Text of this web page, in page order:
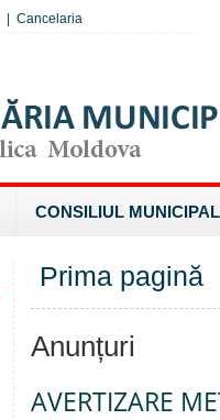
Cancelaria
CONSILIUL MUNICIPAL
Prima pagină
Anunțuri
AVERTIZARE